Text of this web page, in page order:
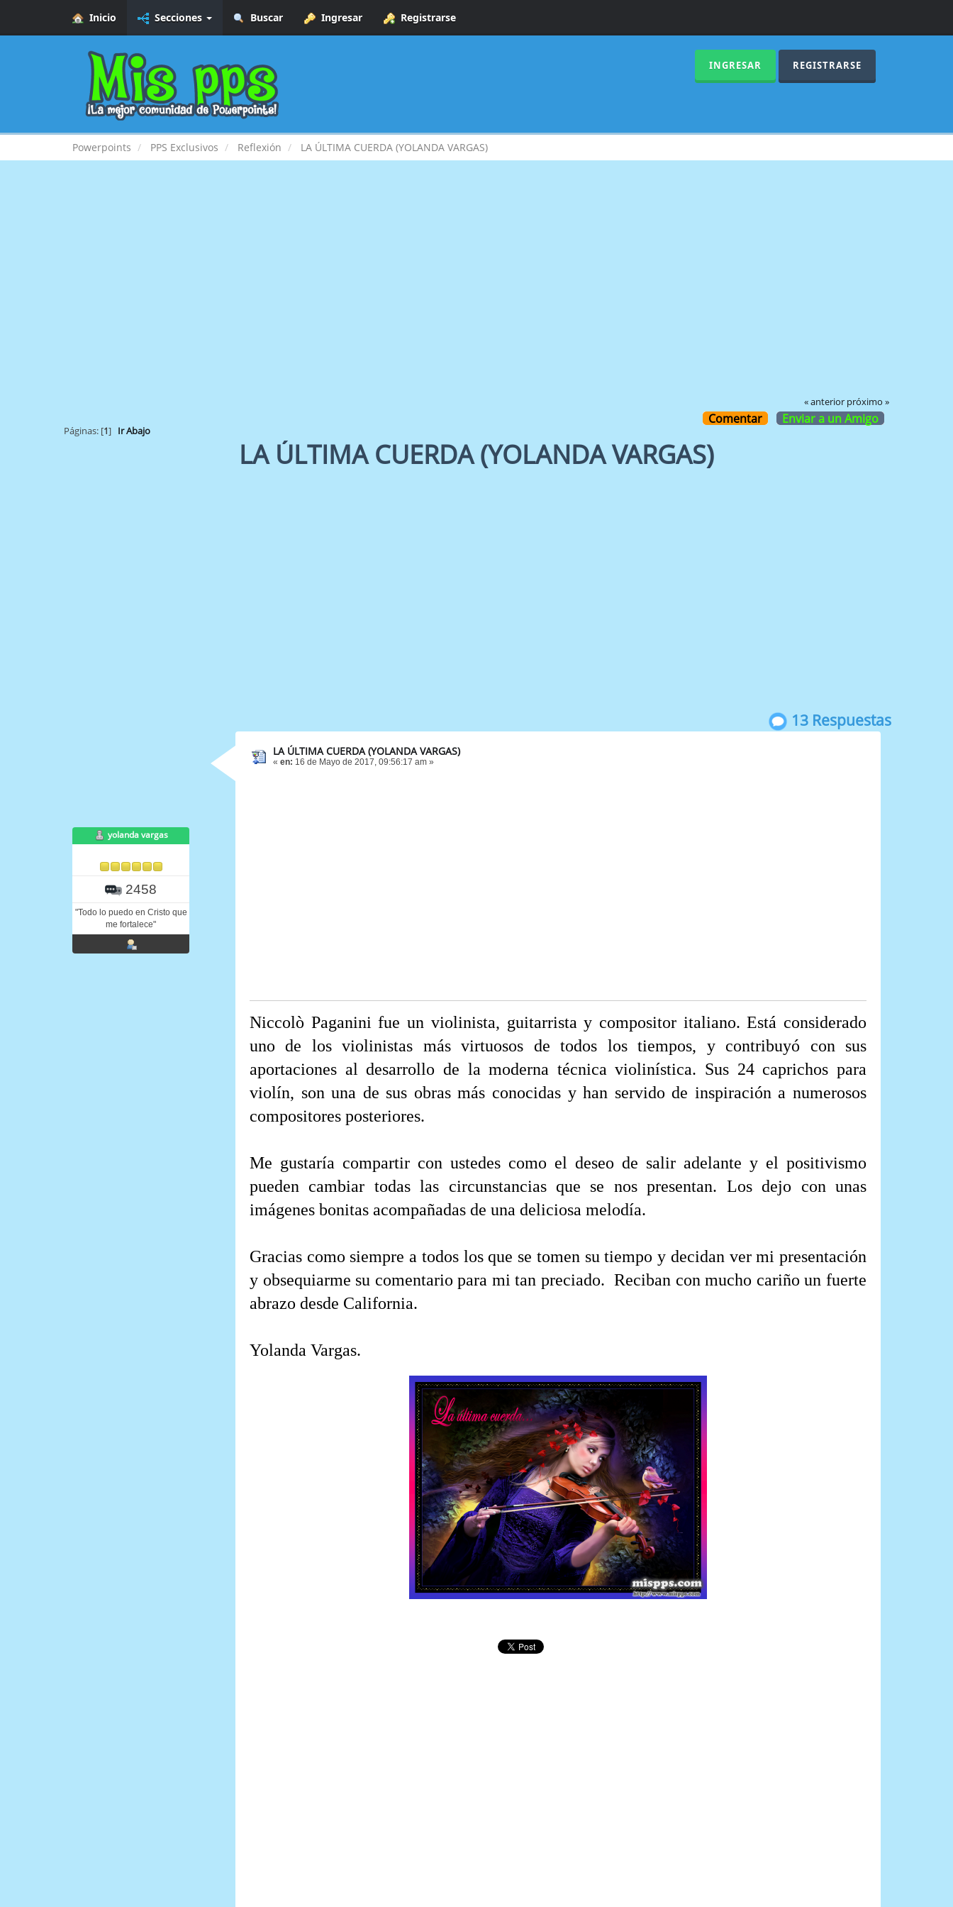
Inicio Secciones Buscar Ingresar Registrarse
INGRESAR REGISTRARSE
Powerpoints PPS Exclusivos Reflexión LA ÚLTIMA CUERDA (YOLANDA VARGAS)
« anterior próximo »
Comentar Enviar a un Amigo
Páginas: [1] Ir Abajo
LA ÚLTIMA CUERDA (YOLANDA VARGAS)
13 Respuestas
yolanda vargas
2458
"Todo lo puedo en Cristo que
me fortalece"
LA ÚLTIMA CUERDA (YOLANDA VARGAS)
« en: 16 de Mayo de 2017, 09:56:17 am »
Niccolò Paganini fue un violinista, guitarrista y compositor italiano. Está considerado
uno de los violinistas más virtuosos de todos los tiempos, y contribuyó con sus
aportaciones al desarrollo de la moderna técnica violinística. Sus 24 caprichos para
violín, son una de sus obras más conocidas y han servido de inspiración a numerosos
compositores posteriores.
Me gustaría compartir con ustedes como el deseo de salir adelante y el positivismo
pueden cambiar todas las circunstancias que se nos presentan. Los dejo con unas
imágenes bonitas acompañadas de una deliciosa melodía.
Gracias como siempre a todos los que se tomen su tiempo y decidan ver mi presentación
y obsequiarme su comentario para mi tan preciado. Reciban con mucho cariño un fuerte
abrazo desde California.
Yolanda Vargas.